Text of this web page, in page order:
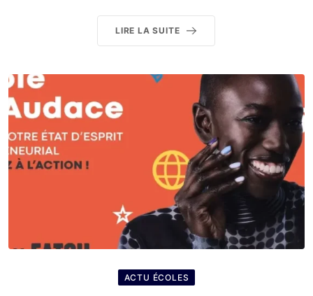
LIRE LA SUITE
ACTU ÉCOLES